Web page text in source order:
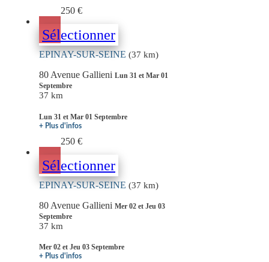
250 €
Sélectionner
EPINAY-SUR-SEINE (37 km)
80 Avenue Gallieni Lun 31 et Mar 01
Septembre
37 km
Lun 31 et Mar 01 Septembre
+ Plus d'infos
250 €
Sélectionner
EPINAY-SUR-SEINE (37 km)
80 Avenue Gallieni Mer 02 et Jeu 03
Septembre
37 km
Mer 02 et Jeu 03 Septembre
+ Plus d'infos